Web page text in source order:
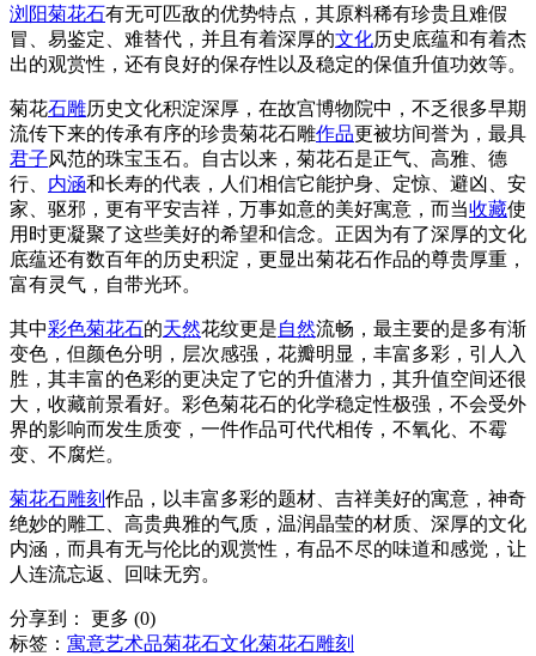
浏阳菊花石有无可匹敌的优势特点，其原料稀有珍贵且难假
冒、易鉴定、难替代，并且有着深厚的文化历史底蕴和有着杰
出的观赏性，还有良好的保存性以及稳定的保值升值功效等。
菊花石雕历史文化积淀深厚，在故宫博物院中，不乏很多早期
流传下来的传承有序的珍贵菊花石雕作品更被坊间誉为，最具
君子风范的珠宝玉石。自古以来，菊花石是正气、高雅、德
行、 内涵和长寿的代表，人们相信它能护身、定惊、避凶、安
家、驱邪，更有平安吉祥，万事如意的美好寓意，而当收藏使
用时更凝聚了这些美好的希望和信念。正因为有了深厚的文化
底蕴还有数百年的历史积淀，更显出菊花石作品的尊贵厚重，
富有灵气，自带光环。
其中彩色菊花石的天然花纹更是自然流畅，最主要的是多有渐
变色，但颜色分明，层次感强，花瓣明显，丰富多彩，引人入
胜，其丰富的色彩的更决定了它的升值潜力，其升值空间还很
大，收藏前景看好。彩色菊花石的化学稳定性极强，不会受外
界的影响而发生质变，一件作品可代代相传，不氧化、不霉
变、不腐烂。
菊花石雕刻 作品，以丰富多彩的题材、吉祥美好的寓意，神奇
绝妙的雕工、高贵典雅的气质，温润晶莹的材质、深厚的文化
内涵，而具有无与伦比的观赏性，有品不尽的味道和感觉，让
人连流忘返、回味无穷。
分享到： 更多 (0)
标签： 寓意艺术品菊花石文化菊花石雕刻